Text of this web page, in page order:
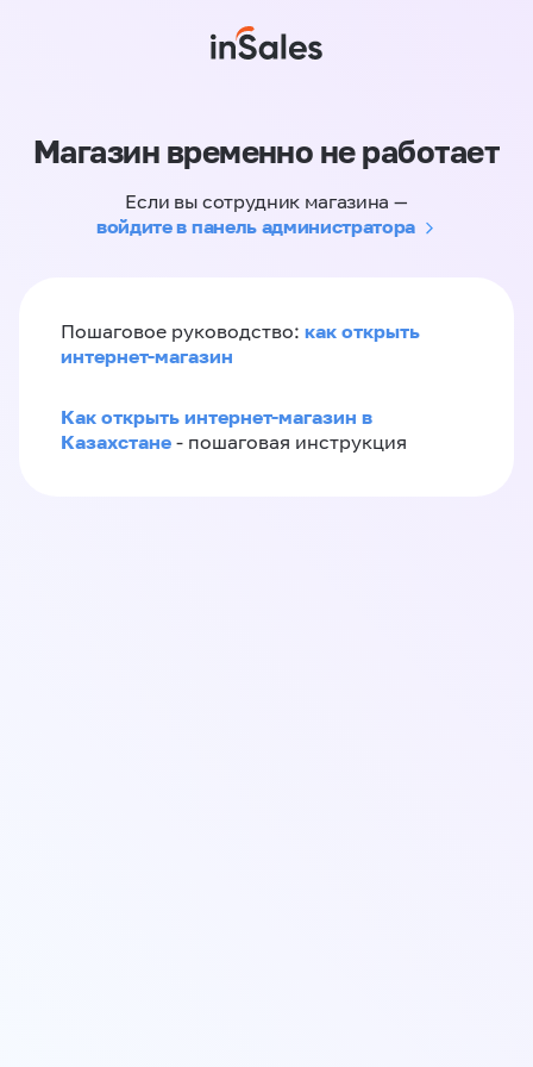
Магазин временно не работает
Если вы сотрудник магазина —
войдите в панель администратора
Пошаговое руководство: как открыть
интернет-магазин
Как открыть интернет-магазин в
Казахстане - пошаговая инструкция